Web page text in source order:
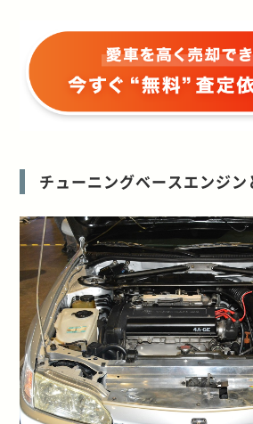
チューニングベースエンジン